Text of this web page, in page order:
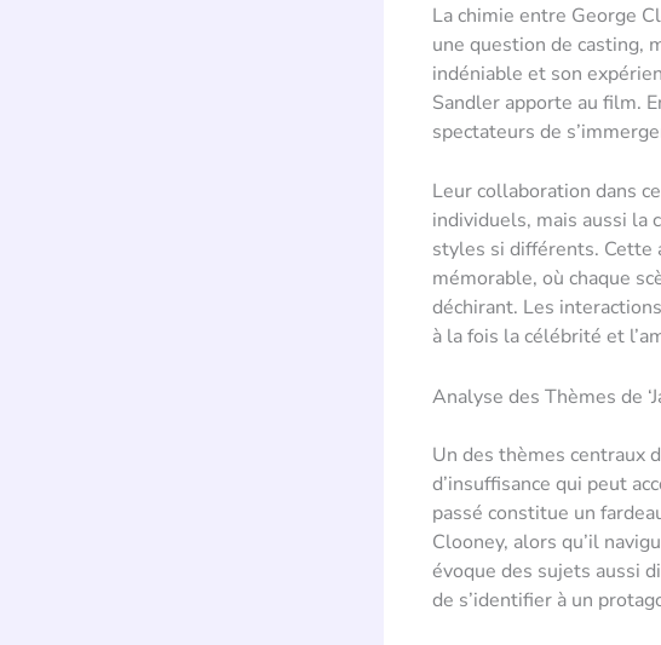
La chimie entre George
une question de casting,
indéniable et son
Sandler apporte au film.
spectateurs de
Leur collaboration dans
individuels, mais aussi la
styles si différents. Cette
mémorable, où chaque
déchirant. Les
à la fois la célébrité et
Analyse des Thèmes de
Un des thèmes centraux
d’insuffisance qui peut
passé constitue un
Clooney, alors qu’il
évoque des sujets aussi
de s’identifier à un